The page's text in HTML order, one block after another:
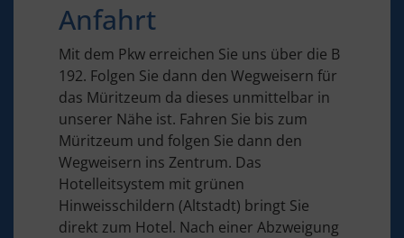
Anfahrt
Mit dem Pkw erreichen Sie uns über die B
192. Folgen Sie dann den Wegweisern für
das Müritzeum da dieses unmittelbar in
unserer Nähe ist. Fahren Sie bis zum
Müritzeum und folgen Sie dann den
Wegweisern ins Zentrum. Das
Hotelleitsystem mit grünen
Hinweisschildern (Altstadt) bringt Sie
direkt zum Hotel. Nach einer Abzweigung